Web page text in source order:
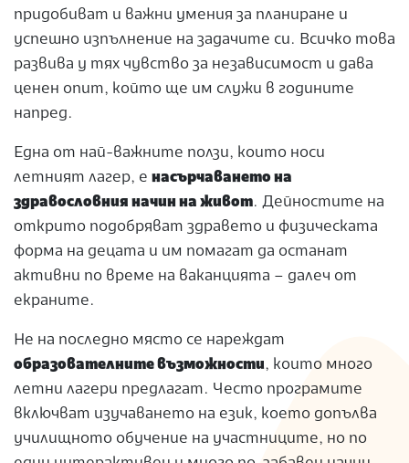
придобиват и важни умения за планиране и
успешно изпълнение на задачите си. Всичко това
развива у тях чувство за независимост и дава
ценен опит, който ще им служи в годините
напред.
Една от най-важните ползи, които носи
летният лагер, е насърчаването на
здравословния начин на живот. Дейностите на
открито подобряват здравето и физическата
форма на децата и им помагат да останат
активни по време на ваканцията – далеч от
екраните.
Не на последно място се нареждат
образователните възможности, които много
летни лагери предлагат. Често програмите
включват изучаването на език, което допълва
училищното обучение на участниците, но по